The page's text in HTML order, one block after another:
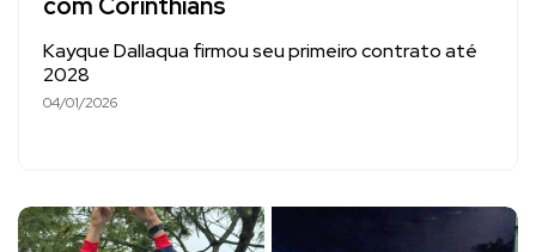
com Corinthians
Kayque Dallaqua firmou seu primeiro contrato até
2028
04/01/2026